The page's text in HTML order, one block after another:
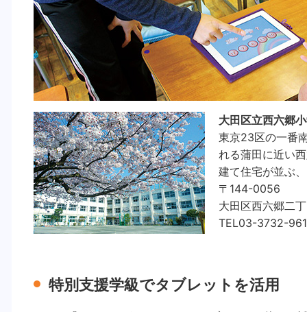
大田区立西六郷
東京23区の一番
れる蒲田に近い
建て住宅が並ぶ
〒144-0056
大田区西六郷二
TEL03-3732-
特別支援学級でタブレットを活用